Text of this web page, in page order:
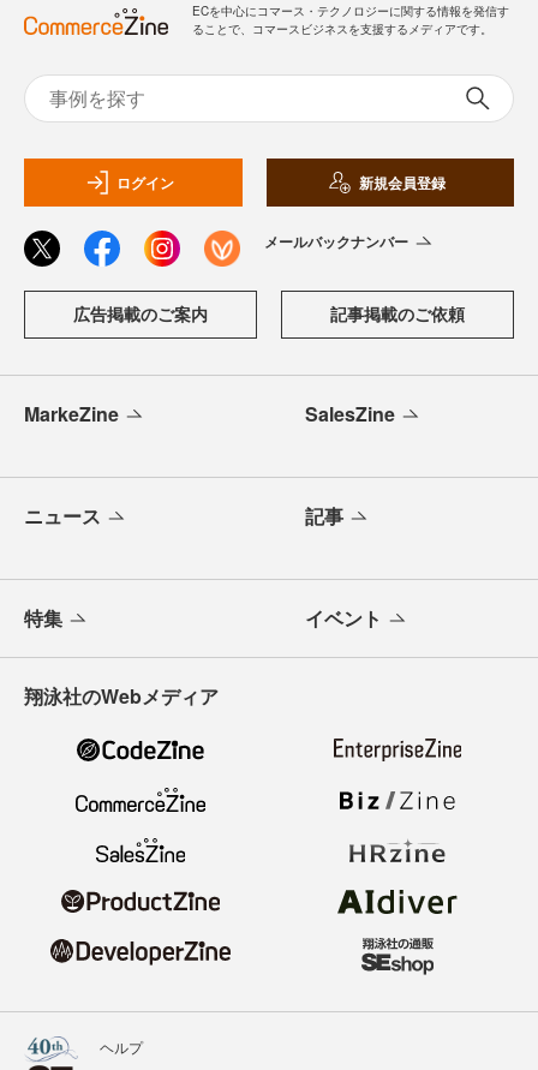
ECを中心にコマース・テクノロジーに関する情報を発信す
ることで、コマースビジネスを支援するメディアです。
ログイン 新規会員登録
メールバックナンバー
広告掲載のご案内 記事掲載のご依頼
MarkeZine SalesZine
ニュース 記事
特集 イベント
翔泳社のWebメディア
ヘルプ